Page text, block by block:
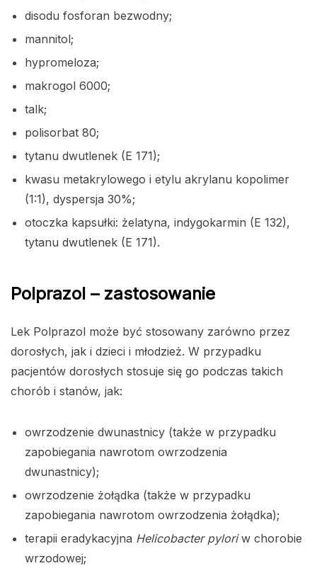
disodu fosforan bezwodny;
mannitol;
hypromeloza;
makrogol 6000;
talk;
polisorbat 80;
tytanu dwutlenek (E 171);
kwasu metakrylowego i etylu akrylanu kopolimer
(1:1), dyspersja 30%;
otoczka kapsułki: żelatyna, indygokarmin (E 132),
tytanu dwutlenek (E 171).
Polprazol – zastosowanie
Lek Polprazol może być stosowany zarówno przez
dorosłych, jak i dzieci i młodzież. W przypadku
pacjentów dorosłych stosuje się go podczas takich
chorób i stanów, jak:
owrzodzenie dwunastnicy (także w przypadku
zapobiegania nawrotom owrzodzenia
dwunastnicy);
owrzodzenie żołądka (także w przypadku
zapobiegania nawrotom owrzodzenia żołądka);
terapii eradykacyjna Helicobacter pyloriw chorobie
wrzodowej;